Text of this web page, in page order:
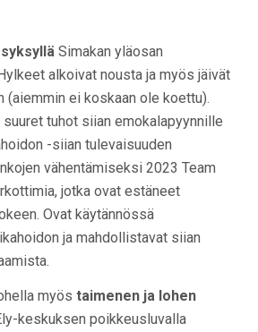
Simakan yläosan
alkoivat nousta ja myös jäivät
(aiemmin ei koskaan ole koettu).
tuhot siian emokalapyynnille
-siian tulevaisuuden
vähentämiseksi 2023 Team
jotka ovat estäneet
Ovat käytännössä
ja mahdollistavat siian
myös taimenen ja lohen
keskuksen poikkeusluvalla